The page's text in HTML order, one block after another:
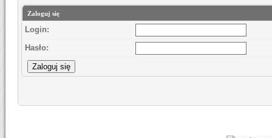
Zaloguj się
Login:
Hasło: